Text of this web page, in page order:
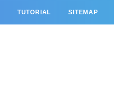
TUTORIAL SITEMAP